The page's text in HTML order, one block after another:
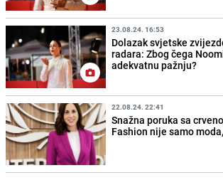
23.08.24. 16:53
Dolazak svjetske
radara: Zbog čega
adekvatnu pažnju?
22.08.24. 22:41
Snažna poruka sa
Fashion nije samo